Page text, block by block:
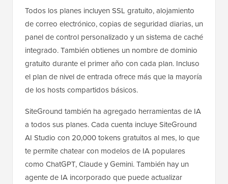
Todos los planes incluyen SSL gratuito, alojamiento
de correo electrónico, copias de seguridad diarias, un
panel de control personalizado y un sistema de caché
integrado. También obtienes un nombre de dominio
gratuito durante el primer año con cada plan. Incluso
el plan de nivel de entrada ofrece más que la mayoría
de los hosts compartidos básicos.
SiteGround también ha agregado herramientas de IA
a todos sus planes. Cada cuenta incluye SiteGround
AI Studio con 20,000 tokens gratuitos al mes, lo que
te permite chatear con modelos de IA populares
como ChatGPT, Claude y Gemini. También hay un
agente de IA incorporado que puede actualizar